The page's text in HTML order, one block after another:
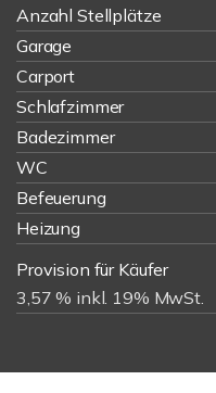
Anzahl Stellplätze
Garage
Carport
Schlafzimmer
Badezimmer
WC
Befeuerung
Heizung
Provision für Käufer
3,57 % inkl. 19% MwSt.